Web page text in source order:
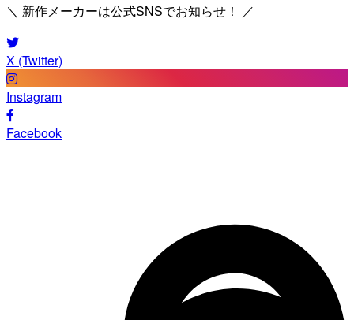
＼ 新作メーカーは公式SNSでお知らせ！ ／
X (Twitter)
Instagram
Facebook